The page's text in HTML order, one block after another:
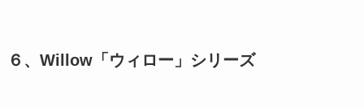
６、Willow「ウィロー」シリーズ